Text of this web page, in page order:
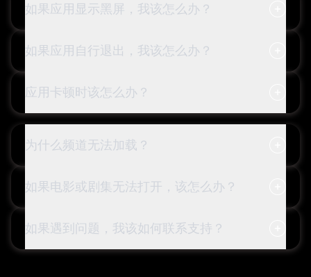
如果应用显示黑屏，我该怎么办？
如果应用自行退出，我该怎么办？
应用卡顿时该怎么办？
为什么频道无法加载？
如果电影或剧集无法打开，该怎么办？
如果遇到问题，我该如何联系支持？